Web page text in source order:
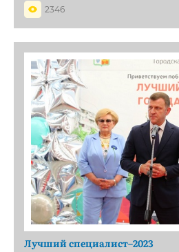
2346
Лучший специалист–2023